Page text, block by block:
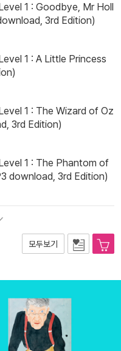
1 : Goodbye, Mr Holl
3rd Edition)
1 : A Little Princess
1 : The Wizard of Oz
3rd Edition)
1 : The Phantom of
download, 3rd Edition)
모두보기